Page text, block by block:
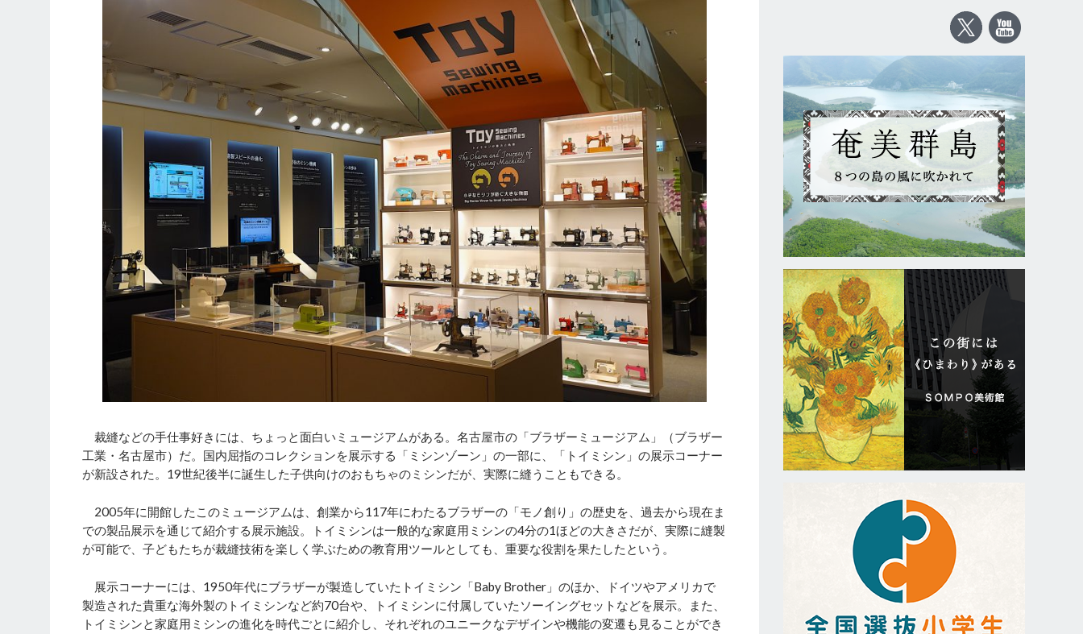
裁縫などの手仕事好きには、ちょっと面白いミュージアムがある。名古屋市の「ブラザーミュージアム」（ブラザー
工業・名古屋市）だ。国内屈指のコレクションを展示する「ミシンゾーン」の一部に、「トイミシン」の展示コーナー
が新設された。19世紀後半に誕生した子供向けのおもちゃのミシンだが、実際に縫うこともできる。
2005年に開館したこのミュージアムは、創業から117年にわたるブラザーの「モノ創り」の歴史を、過去から現在ま
での製品展示を通じて紹介する展示施設。トイミシンは一般的な家庭用ミシンの4分の1ほどの大きさだが、実際に縫製
が可能で、子どもたちが裁縫技術を楽しく学ぶための教育用ツールとしても、重要な役割を果たしたという。
展示コーナーには、1950年代にブラザーが製造していたトイミシン「Baby Brother」のほか、ドイツやアメリカで
製造された貴重な海外製のトイミシンなど約70台や、トイミシンに付属していたソーイングセットなどを展示。また、
トイミシンと家庭用ミシンの進化を時代ごとに紹介し、それぞれのユニークなデザインや機能の変遷も見ることができ